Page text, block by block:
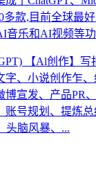
多款,目前全球最
音乐和AI视频等
【Al创作】写
字、小说创作乍、
博宣发、产品PR
账号规划、提炼
头脑风暴、...